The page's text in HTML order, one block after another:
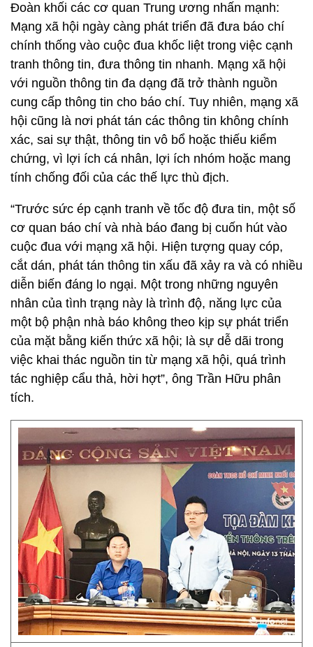
Đoàn khối các cơ quan Trung ương nhấn mạnh:
Mạng xã hội ngày càng phát triển đã đưa báo chí
chính thống vào cuộc đua khốc liệt trong việc cạnh
tranh thông tin, đưa thông tin nhanh. Mạng xã hội
với nguồn thông tin đa dạng đã trở thành nguồn
cung cấp thông tin cho báo chí. Tuy nhiên, mạng xã
hội cũng là nơi phát tán các thông tin không chính
xác, sai sự thật, thông tin vô bổ hoặc thiếu kiểm
chứng, vì lợi ích cá nhân, lợi ích nhóm hoặc mang
tính chống đối của các thế lực thù địch.
“Trước sức ép cạnh tranh về tốc độ đưa tin, một số
cơ quan báo chí và nhà báo đang bị cuốn hút vào
cuộc đua với mạng xã hội. Hiện tượng quay cóp,
cắt dán, phát tán thông tin xấu đã xảy ra và có nhiều
diễn biến đáng lo ngại. Một trong những nguyên
nhân của tình trạng này là trình độ, năng lực của
một bộ phận nhà báo không theo kịp sự phát triển
của mặt bằng kiến thức xã hội; là sự dễ dãi trong
việc khai thác nguồn tin từ mạng xã hội, quá trình
tác nghiệp cẩu thả, hời hợt”, ông Trần Hữu phân
tích.